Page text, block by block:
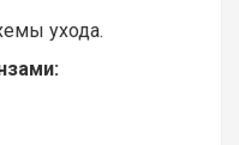
ухода.